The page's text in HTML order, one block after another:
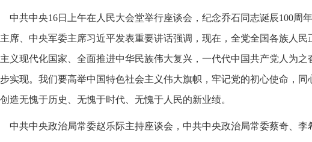
中共中央16日上午在人民大会堂举行座谈会，纪念乔石同志诞辰100周
席、中央军委主席习近平发表重要讲话强调，现在，全党全国各族人民
义现代化国家、全面推进中华民族伟大复兴，一代代中国共产党人为之
实现。我们要高举中国特色社会主义伟大旗帜，牢记党的初心使命，同
造无愧于历史、无愧于时代、无愧于人民的新业绩。
中共中央政治局常委赵乐际主持座谈会，中共中央政治局常委蔡奇、李